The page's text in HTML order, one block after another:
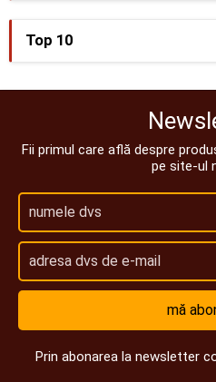
Top 10
Fii primul care află despre
pe site-ul
mă
Prin abonarea la newsletter